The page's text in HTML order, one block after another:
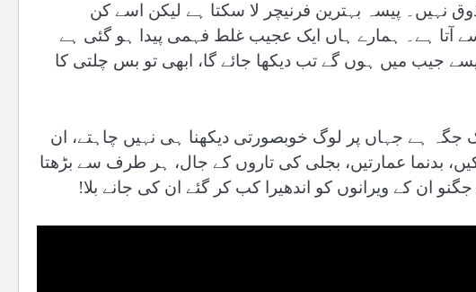
پیسہ بہترین فرنیچر لا سکتا ہے لیکن اسے کن
آتا ہے۔ ہمارے ہاں ایک عجیب غلط فہمی پیدا ہو گئی ہے
جیب میں ہوں گے تب دیکھا جائے گا، ابھی تو بس چلتی کا
جگہ ہے جہاں پر لوگ خوبصورتی دیکھنا ہی نہیں چاہتے، ان
بدنما عمارتیں، بجلی کی تاروں کے جال، ہر طرف سے بڑھتا
ان کے ویرانوں کو اندھیرا کب کر گئے ان کی جانے بلا!